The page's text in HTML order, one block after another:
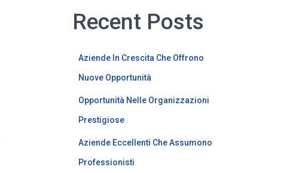
Recent Posts
Aziende In Crescita Che Offrono
Nuove Opportunità
Opportunità Nelle Organizzazioni
Prestigiose
Aziende Eccellenti Che Assumono
Professionisti